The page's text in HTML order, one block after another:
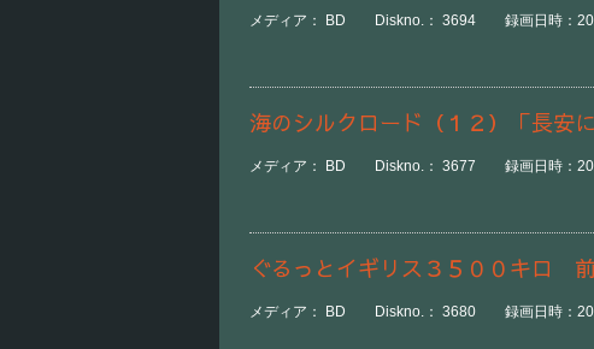
メディア： BD Diskno.： 3694 録画日時：
海のシルクロード（１２）「長安
メディア： BD Diskno.： 3677 録画日時：
ぐるっとイギリス３５００キロ
メディア： BD Diskno.： 3680 録画日時：